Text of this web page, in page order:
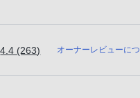
5つの星のうち
4.4 (263件のレビュー
) オーナーレビューに